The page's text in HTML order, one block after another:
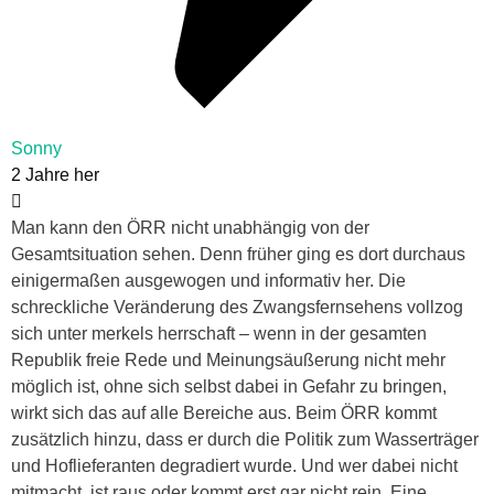
Sonny
2 Jahre her
Man kann den ÖRR nicht unabhängig von der
Gesamtsituation sehen. Denn früher ging es dort durchaus
einigermaßen ausgewogen und informativ her. Die
schreckliche Veränderung des Zwangsfernsehens vollzog
sich unter merkels herrschaft – wenn in der gesamten
Republik freie Rede und Meinungsäußerung nicht mehr
möglich ist, ohne sich selbst dabei in Gefahr zu bringen,
wirkt sich das auf alle Bereiche aus. Beim ÖRR kommt
zusätzlich hinzu, dass er durch die Politik zum Wasserträger
und Hoflieferanten degradiert wurde. Und wer dabei nicht